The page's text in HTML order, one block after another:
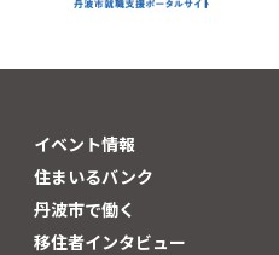
イベント情報
住まいるバンク
丹波市で働く
移住者インタビュー